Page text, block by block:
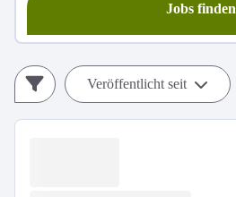
Jobs finden
Veröffentlicht seit